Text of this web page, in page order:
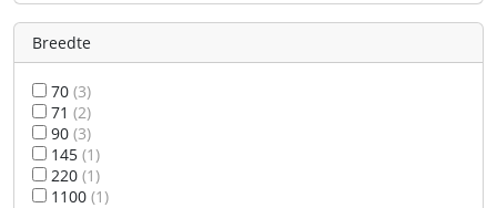
Breedte
70 (3)
71 (2)
90 (3)
145 (1)
220 (1)
1100 (1)